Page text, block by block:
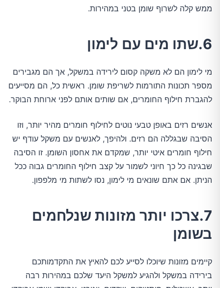
ממש קלה לשרוף שומן בטני במהירות.
6.שתו מים עם לימון
מי לימון הם לא משקה קסום לירידה במשקל, אך הם מגבירים
מספר תכונות התורמות לשריפת שומן. ראשית כל, הם מסייעים
להגברת חילוף החומרים, אם שותים אותם לפני ארוחת הבוקר.
אנשים רזים באופן טבעי נוטים לחילוף חומרים מהיר יותר, וזו
הסיבה שבגללה הם רזים. ולהיפך, לאנשים עם משקל עודף יש
חילוף חומרים איטי יותר, שמקדם את אחסון השומן. זו הסיבה
שבגינה כל כך חיוני לשמור על קצב חילוף החומרים גבוה ככל
הניתן. אם אתם שונאים מי לימון, נסו לשתות מי מלפפון.
7.צרכו יותר מזונות שנלחמים
בשומן
קיימים מזונות שיוכלו לסייע לכם להאיץ את התקדמותכם
בירידה במשקל ולהגיע למשקל היעד שלכם במהירות רבה